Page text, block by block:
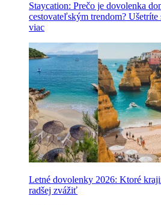
Staycation: Prečo je dovolenka
cestovateľským trendom?
viac
Letné dovolenky 2026: Ktoré
radšej zvážiť